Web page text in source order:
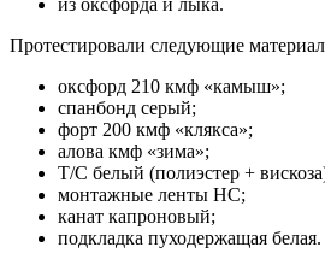
из оксфорда и лыка.
Протестировали следующие
оксфорд 210 кмф «камыш»;
спанбонд серый;
форт 200 кмф «клякса»;
алова кмф «зима»;
Т/С белый (полиэстер +
монтажные ленты НС;
канат капроновый;
подкладка пуходержащая белая.